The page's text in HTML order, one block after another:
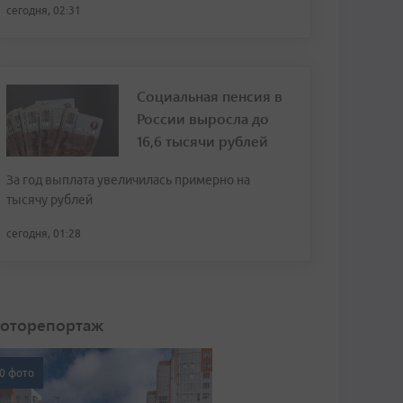
сегодня, 02:31
Социальная пенсия в
России выросла до
16,6 тысячи рублей
За год выплата увеличилась примерно на
тысячу рублей
сегодня, 01:28
фото